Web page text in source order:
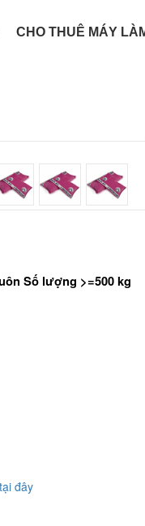
CHO THUÊ MÁY
Số lượng >=500 kg
đây